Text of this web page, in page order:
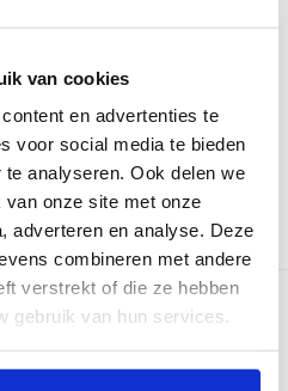
van cookies
en advertenties te
voor social media te bieden
analyseren. Ook delen we
onze site met onze
adverteren en analyse. Deze
combineren met andere
verstrekt of die ze hebben
gebruik van hun services.
liefhebber. Dit robuuste en
om je de ultieme BBQ-
van hoogwaardig roestvrij
hoge temperaturen en lang
om spareribs gelijkmatig te
gaar is. Het rek is ook
meer ruimte op je grill hebt voor
winkels